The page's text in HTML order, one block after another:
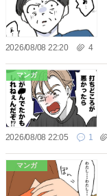
2026/08/08 22:20 4
マンガ
2026/08/08 22:05 1
マンガ